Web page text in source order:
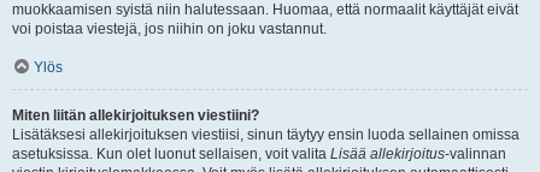
muokkaamisen syistä niin halutessaan. Huomaa, että normaalit käyttäjät eivät
voi poistaa viestejä, jos niihin on joku vastannut.
Ylös
Miten liitän allekirjoituksen viestiini?
Lisätäksesi allekirjoituksen viestiisi, sinun täytyy ensin luoda sellainen omissa
asetuksissa. Kun olet luonut sellaisen, voit valita Lisää allekirjoitus-valinnan